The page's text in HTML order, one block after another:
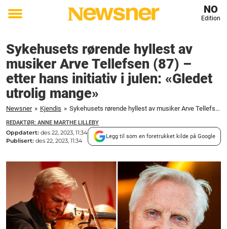
Toggle
NO
Edition
Sykehusets rørende hyllest av
musiker Arve Tellefsen (87) –
etter hans initiativ i julen: «Gledet
utrolig mange»
Newsner » Kjendis » Sykehusets rørende hyllest av musiker Arve Tellefsen (87) - etter hans initiativ i julen: "Gledet utrolig mange"
REDAKTØR: ANNE MARTHE LILLEBY
Oppdatert: des 22, 2023, 11:34
Publisert: des 22, 2023, 11:34
Legg til som en foretrukket kilde på Google